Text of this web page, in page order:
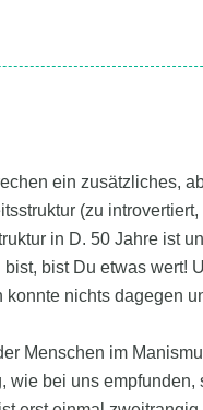
ein zusätzliches,
(zu
in D. 50 Jahre ist
bist Du etwas wert!
nichts dagegen
Menschen im
bei uns